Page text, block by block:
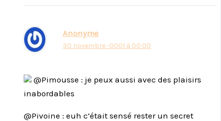
Anonyme
30 novembre -0001 à 00:00
@Pimousse : je peux aussi avec des plaisirs
inabordables
@Pivoine : euh c’était sensé rester un secret